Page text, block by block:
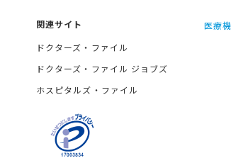
関連サイト
ドクターズ・ファイル
ドクターズ・ファイル ジョブズ
ホスピタルズ・ファイル
医療